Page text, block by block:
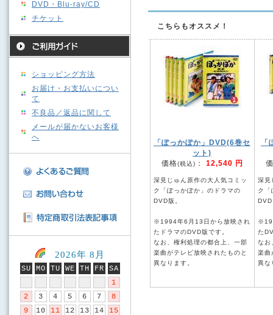
DVD・Blu-ray/CD
チケット
ショッピング方法
お届け・お支払いについ
て
不良品／返品に関して
メールが届かないお客様
へ
2026年 8月
SU MO TU WE TH FR
SA
1
2
3 4 5 6 7
8
9
10 11 12 13 14
15
こちらもオススメ！
「ぽっかぽか」DVD(6巻セ
ット)
価格(税込) ： 12,540 円
深見じゅん原作の大人気コミッ
ク「ぽっかぽか」のドラマの
DVD版。
※1994年6月13日から放映され
たドラマのDVD版です。
なお、権利処理の都合上、一部
楽曲がテレビ放映されたものと
異なります。
深見
ク「
た
なお
楽曲
異な